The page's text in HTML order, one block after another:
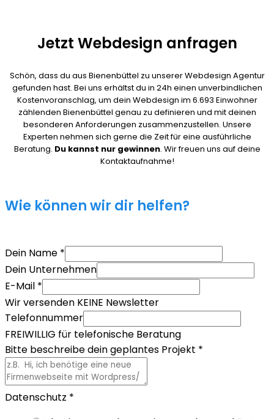
Jetzt Webdesign anfragen
Schön, dass du aus Bienenbüttel zu unserer Webdesign Agentur
gefunden hast. Bei uns erhältst du in 24h einen unverbindlichen
Kostenvoranschlag, um dein Webdesign im 6.693 Einwohner
zählenden Bienenbüttel genau zu definieren und mit deinen
besonderen Anforderungen zusammenzustellen. Unsere
Experten nehmen sich gerne die Zeit für eine ausführliche
Beratung. Du kannst nur gewinnen. Wir freuen uns auf deine
Kontaktaufnahme!
Wie können wir dir helfen?
Dein Name *
Dein Unternehmen
E-Mail *
Wir versenden KEINE Newsletter
Telefonnummer
FREIWILLIG für telefonische Beratung
Bitte beschreibe dein geplantes Projekt *
Datenschutz *